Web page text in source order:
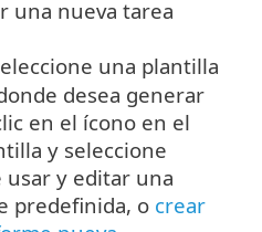
una nueva tarea
una plantilla
desea generar
en el ícono en el
y seleccione
usar y editar una
predefinida, o crear